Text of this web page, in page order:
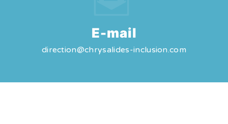
E-mail
direction@chrysalides-inclusion.com